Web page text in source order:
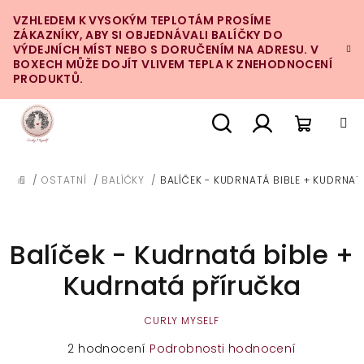
na
obsah
VZHLEDEM K VYSOKÝM TEPLOTÁM PROSÍME
ZÁKAZNÍKY, ABY SI OBJEDNÁVALI BALÍČKY DO
VÝDEJNÍCH MÍST NEBO S DORUČENÍM NA ADRESU. V
BOXECH MŮŽE DOJÍT VLIVEM TEPLA K ZNEHODNOCENÍ
PRODUKTŮ.
DOMŮ
/ OSTATNÍ / BALÍČKY / BALÍČEK - KUDRNATÁ BIBLE +
Balíček - Kudrnatá bible +
Kudrnatá příručka
CURLY MYSELF
Průměrné
2 hodnocení Podrobnosti hodnocení